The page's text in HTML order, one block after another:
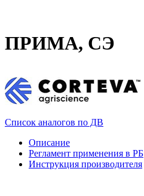
ПРИМА, СЭ
Список аналогов по ДВ
Описание
Регламент применения в РБ
Инструкция производителя